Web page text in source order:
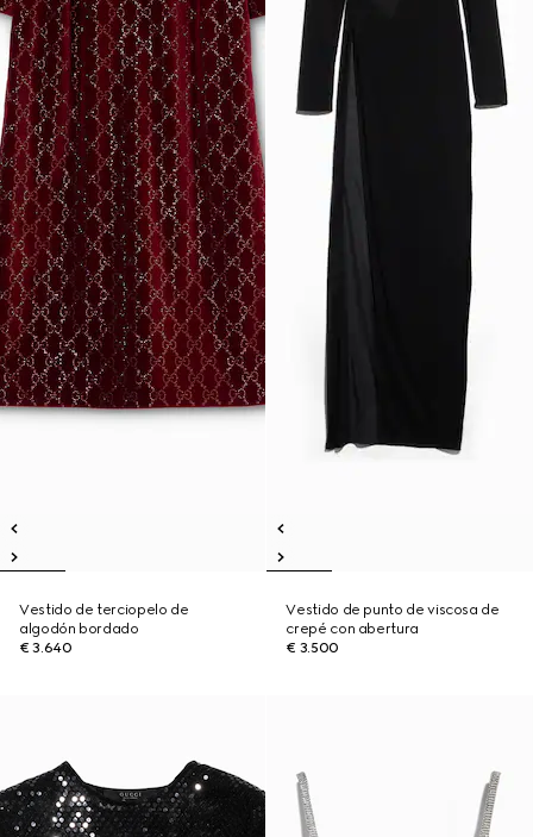
Vestido de terciopelo de
algodón bordado
€ 3.640
Vestido de punto de viscosa de
crepé con abertura
€ 3.500